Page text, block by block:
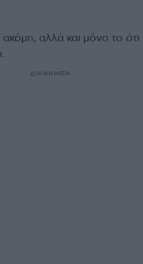
αλλά και μόνο το ότι
ΔΙΑΦΗΜΙΣΗ